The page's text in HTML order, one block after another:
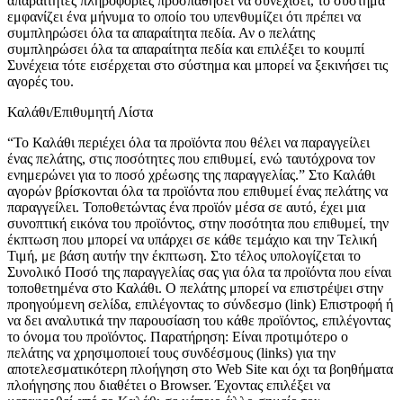
εμφανίζει ένα μήνυμα το οποίο του υπενθυμίζει ότι πρέπει να
συμπληρώσει όλα τα απαραίτητα πεδία. Αν ο πελάτης
συμπληρώσει όλα τα απαραίτητα πεδία και επιλέξει το κουμπί
Συνέχεια τότε εισέρχεται στο σύστημα και μπορεί να ξεκινήσει τις
αγορές του.
Καλάθι/Επιθυμητή Λίστα
“Το Καλάθι περιέχει όλα τα προϊόντα που θέλει να παραγγείλει
ένας πελάτης, στις ποσότητες που επιθυμεί, ενώ ταυτόχρονα τον
ενημερώνει για το ποσό χρέωσης της παραγγελίας.” Στο Καλάθι
αγορών βρίσκονται όλα τα προϊόντα που επιθυμεί ένας πελάτης να
παραγγείλει. Τοποθετώντας ένα προϊόν μέσα σε αυτό, έχει μια
συνοπτική εικόνα του προϊόντος, στην ποσότητα που επιθυμεί, την
έκπτωση που μπορεί να υπάρχει σε κάθε τεμάχιο και την Τελική
Τιμή, με βάση αυτήν την έκπτωση. Στο τέλος υπολογίζεται το
Συνολικό Ποσό της παραγγελίας σας για όλα τα προϊόντα που είναι
τοποθετημένα στο Καλάθι. Ο πελάτης μπορεί να επιστρέψει στην
προηγούμενη σελίδα, επιλέγοντας το σύνδεσμο (link) Επιστροφή ή
να δει αναλυτικά την παρουσίαση του κάθε προϊόντος, επιλέγοντας
το όνομα του προϊόντος. Παρατήρηση: Είναι προτιμότερο ο
πελάτης να χρησιμοποιεί τους συνδέσμους (links) για την
αποτελεσματικότερη πλοήγηση στο Web Site και όχι τα βοηθήματα
πλοήγησης που διαθέτει ο Browser. Έχοντας επιλέξει να